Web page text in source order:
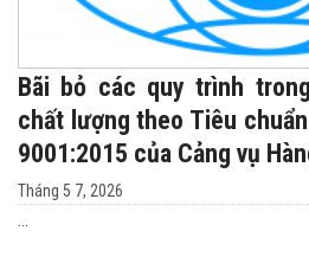
Bãi bỏ các quy trình
chất lượng theo Tiêu
9001:2015 của Cảng vụ
Tháng 5 7, 2026